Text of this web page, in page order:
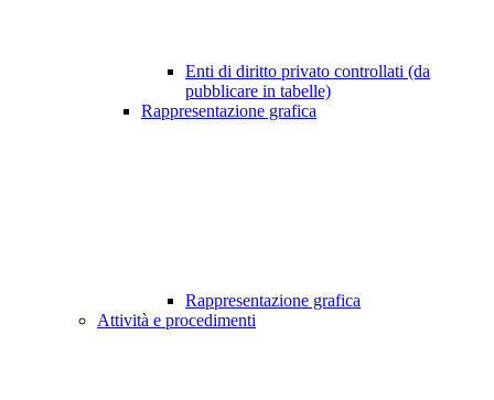
Enti di diritto privato controllati (da
pubblicare in tabelle)
Rappresentazione grafica
Rappresentazione grafica
Attività e procedimenti